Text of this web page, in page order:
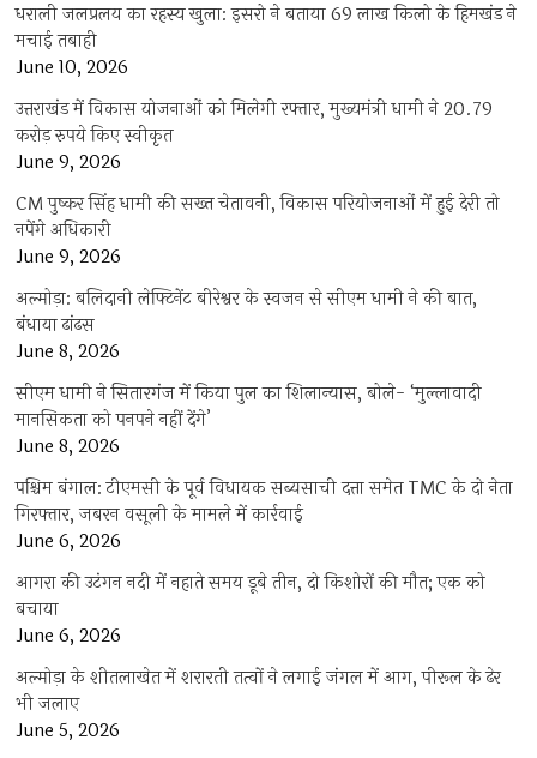
धराली जलप्रलय का रहस्य खुला: इसरो ने बताया 69 लाख किलो के हिमखंड ने
मचाई तबाही
June 10, 2026
उत्तराखंड में विकास योजनाओं को मिलेगी रफ्तार, मुख्यमंत्री धामी ने 20.79
करोड़ रुपये किए स्वीकृत
June 9, 2026
CM पुष्कर सिंह धामी की सख्त चेतावनी, विकास परियोजनाओं में हुई देरी तो
नपेंगे अधिकारी
June 9, 2026
अल्मोड़ा: बलिदानी लेफ्टिनेंट बीरेश्वर के स्वजन से सीएम धामी ने की बात,
बंधाया ढांढस
June 8, 2026
सीएम धामी ने सितारगंज में किया पुल का शिलान्यास, बोले- ‘मुल्लावादी
मानसिकता को पनपने नहीं देंगे’
June 8, 2026
पश्चिम बंगाल: टीएमसी के पूर्व विधायक सब्यसाची दत्ता समेत TMC के दो नेता
गिरफ्तार, जबरन वसूली के मामले में कार्रवाई
June 6, 2026
आगरा की उटंगन नदी में नहाते समय डूबे तीन, दो किशोरों की मौत; एक को
बचाया
June 6, 2026
अल्मोड़ा के शीतलाखेत में शरारती तत्वों ने लगाई जंगल में आग, पीरूल के ढेर
भी जलाए
June 5, 2026